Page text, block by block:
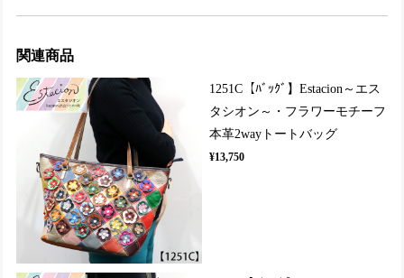
関連商品
1251C【ﾊﾞｯｸﾞ】Estacion～エス
タシオン～・フラワーモチーフ
本革2wayトートバッグ
¥13,750